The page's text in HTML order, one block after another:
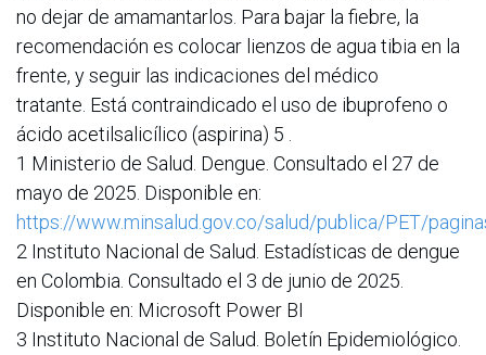
no dejar de amamantarlos. Para bajar la fiebre, la
recomendación es colocar lienzos de agua tibia en la
frente, y seguir las indicaciones del médico
tratante. Está contraindicado el uso de ibuprofeno o
ácido acetilsalicílico (aspirina) 5 .
1 Ministerio de Salud. Dengue. Consultado el 27 de
mayo de 2025. Disponible en:
https://www.minsalud.gov.co/salud/publica/PET/
2 Instituto Nacional de Salud. Estadísticas de dengue
en Colombia. Consultado el 3 de junio de 2025.
Disponible en: Microsoft Power BI
3 Instituto Nacional de Salud. Boletín Epidemiológico.